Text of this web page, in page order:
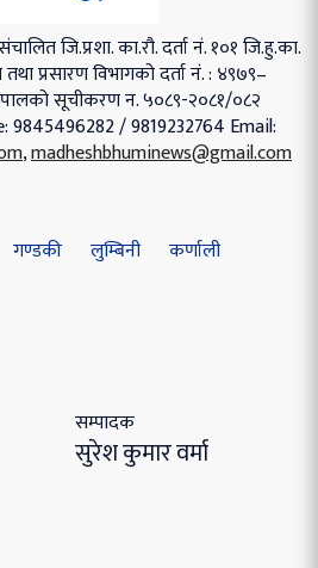
जि.प्रशा. का.रौ. दर्ता नं. १०१जि.हु.का.
प्रसारण विभागको दर्ता नं. : ४९७९–
सूचीकरण न. ५०८९-२०८१/०८२
9845496282 / 9819232764 Email:
,madheshbhuminews@gmail.com
गण्डकी लुम्बिनी
कर्णाली
सम्पादक
सुरेश कुमार वर्मा